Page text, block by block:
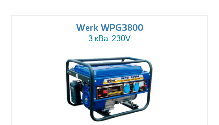
Werk WPG3800
3 кВа, 230V